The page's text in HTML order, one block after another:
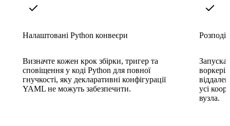
Налаштовані Python конвеєри
Визначте кожен крок збірки, тригер та
сповіщення у коді Python для повної
гнучкості, яку декларативні конфігурації
YAML не можуть забезпечити.
усі
вузла.